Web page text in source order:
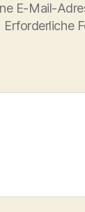
E-Mail-
Erforderliche